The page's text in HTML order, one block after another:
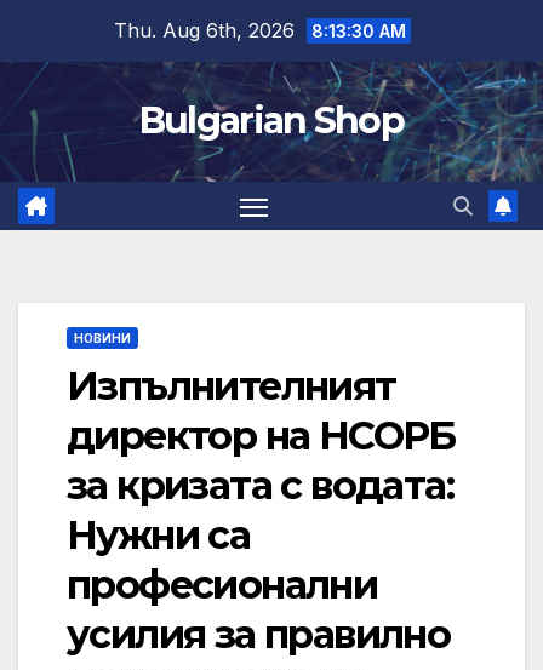
content
Thu. Aug 6th, 2026 8:13:31 AM
Bulgarian Shop
НОВИНИ
Изпълнителният
директор на НСОРБ
за кризата с водата:
Нужни са
професионални
усилия за правилно